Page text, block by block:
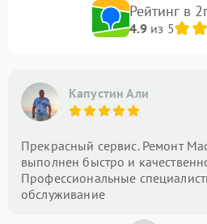
Рейтинг в
4.9из 5
Капустин Али
Прекрасный сервис. Ремонт
выполнен быстро и
Профессиональные
обслуживание